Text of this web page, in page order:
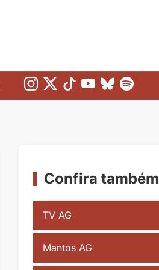
Confira também
TV AG
Mantos AG